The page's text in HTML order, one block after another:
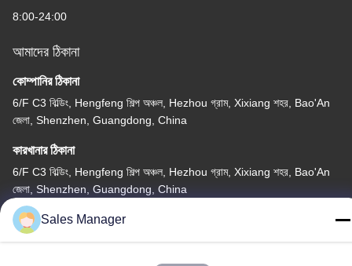
8:00-24:00
আমাদের ঠিকানা
কোম্পানির ঠিকানা
6/F C3 বিল্ডিং, Hengfeng শিল্প অঞ্চল, Hezhou গ্রাম, Xixiang শহর, Bao'An
জেলা, Shenzhen, Guangdong, China
কারখানার ঠিকানা
6/F C3 বিল্ডিং, Hengfeng শিল্প অঞ্চল, Hezhou গ্রাম, Xixiang শহর, Bao'An
জেলা, Shenzhen, Guangdong, China
টেলিফোন
86--13662697476
Sales Manager